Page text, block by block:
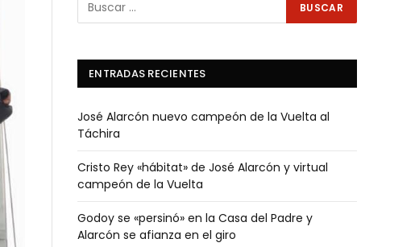
ENTRADAS RECIENTES
José Alarcón nuevo campeón de la Vuelta al
Táchira
Cristo Rey «hábitat» de José Alarcón y virtual
campeón de la Vuelta
Godoy se «persinó» en la Casa del Padre y
Alarcón se afianza en el giro